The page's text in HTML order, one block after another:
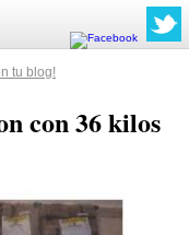
tu blog!
con 36 kilos